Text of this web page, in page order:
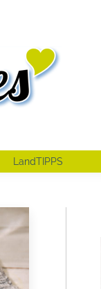
LandTIPPS